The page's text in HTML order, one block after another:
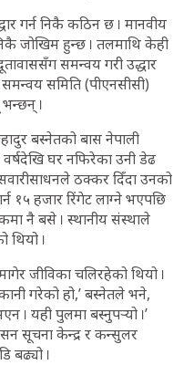
गर्न निकै कठिन छ । मानवीय
जोखिम हुन्छ । तलमाथि केही
समन्वय गरी उद्धार
समन्वय समिति (पीएनसीसी)
।
बस्नेतको बास नेपाली
वर्षदेखि घर नफिरेका उनी डेढ
ठक्कर दिँदा उनको
१५ हजार रिंगेट लाग्ने भएपछि
नै बसे । स्थानीय संस्थाले
थियो ।
जीविका चलिरहेको थियो ।
गरेको हो,’ बस्नेतले भने,
। यही पुलमा बस्नुपर्‍यो ।’
सूचना केन्द्र र कन्सुलर
बढ्यो ।